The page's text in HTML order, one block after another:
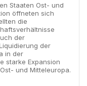
Staaten Ost- und
öffneten sich
die
der
der
in der
starke Expansion
und Mitteleuropa.